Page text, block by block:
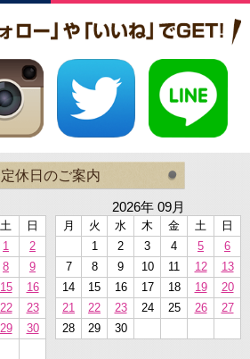
定休日のご案内
土
日
1
2
8
9
15
16
22
23
29
30
2026年 09月
月 火 水 木 金 土
日
1
2 3 4 5
6
7
8 9 10 11 12
13
14
15 16 17 18 19
20
21
22 23 24 25 26
27
28
29 30